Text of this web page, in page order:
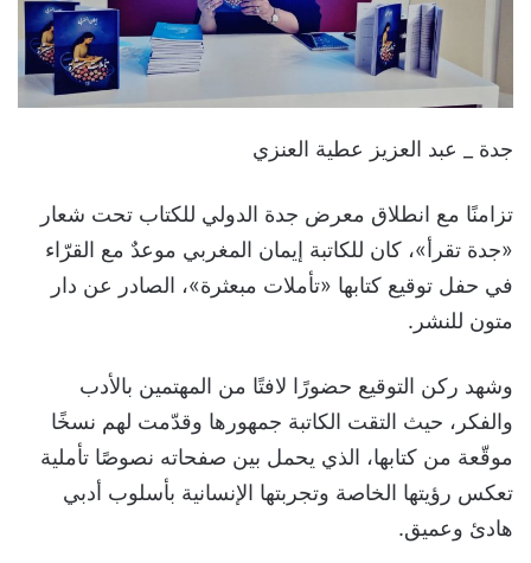
جدة _ عبد العزيز عطية العنزي
تزامنًا مع انطلاق معرض جدة الدولي للكتاب تحت شعار
«جدة تقرأ»، كان للكاتبة إيمان المغربي موعدٌ مع القرّاء
في حفل توقيع كتابها «تأملات مبعثرة»، الصادر عن دار
متون للنشر.
وشهد ركن التوقيع حضورًا لافتًا من المهتمين بالأدب
والفكر، حيث التقت الكاتبة جمهورها وقدّمت لهم نسخًا
موقّعة من كتابها، الذي يحمل بين صفحاته نصوصًا تأملية
تعكس رؤيتها الخاصة وتجربتها الإنسانية بأسلوب أدبي
هادئ وعميق.